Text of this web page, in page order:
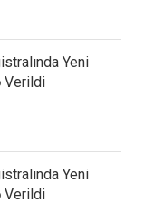
Yeni
Verildi
Yeni
Verildi